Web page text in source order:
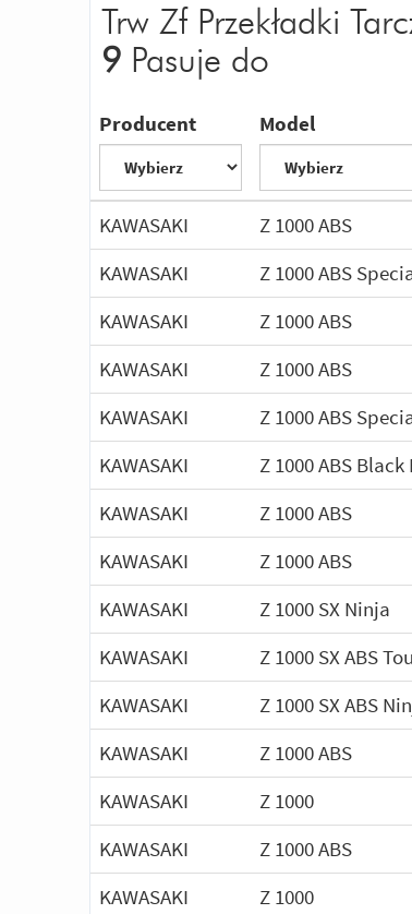
Trw Zf Przekładki
9 Pasuje do
Producent Model
KAWASAKI Z 1000 ABS
KAWASAKI
Z 1000 ABS
KAWASAKI
Z 1000 ABS
KAWASAKI
Z 1000 ABS
KAWASAKI
Z 1000 ABS
KAWASAKI
Z 1000 ABS
KAWASAKI
Z 1000 ABS
KAWASAKI
Z 1000 ABS
KAWASAKI
Z 1000 SX Ninja
KAWASAKI
Z 1000 SX ABS
KAWASAKI
Z 1000 SX ABS
KAWASAKI
Z 1000 ABS
KAWASAKI
Z 1000
KAWASAKI
Z 1000 ABS
KAWASAKI
Z 1000